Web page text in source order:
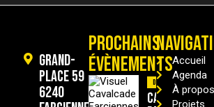
Grand-
Place 59
6240
PROCHAINS
ÉVÈNEMENTS
Divers
Cavalcade
Accueil
Agenda
À propos
Projets